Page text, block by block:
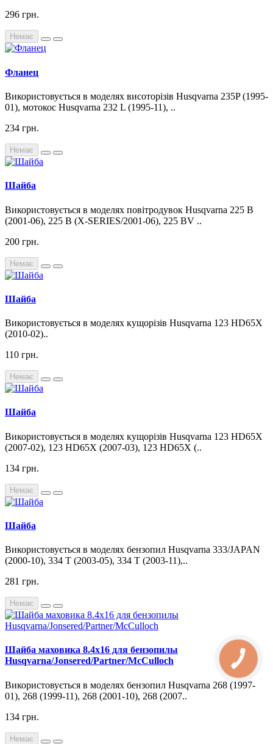
296 грн.
Немає
Фланец
Використовується в моделях висоторізів Husqvarna 235P (1995-
01), мотокос Husqvarna 232 L (1995-11), ..
234 грн.
Немає
Шайба
Використовується в моделях повітродувок Husqvarna 225 B
(2001-06), 225 B (X-SERIES/2001-06), 225 BV ..
200 грн.
Немає
Шайба
Використовується в моделях кущорізів Husqvarna 123 HD65X
(2010-02)..
110 грн.
Немає
Шайба
Використовується в моделях кущорізів Husqvarna 123 HD65X
(2007-02), 123 HD65X (2007-03), 123 HD65X (..
134 грн.
Немає
Шайба
Використовується в моделях бензопил Husqvarna 333/JAPAN
(2000-10), 334 T (2003-05), 334 T (2003-11),..
281 грн.
Немає
Шайба маховика 8.4x16 для бензопилы
Husqvarna/Jonsered/Partner/McCulloch
Використовується в моделях бензопил Husqvarna 268 (1997-
01), 268 (1999-11), 268 (2001-10), 268 (2007..
134 грн.
Немає